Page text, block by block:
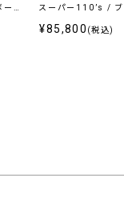
ン
スーパー110’s /
¥85,800 (税込)